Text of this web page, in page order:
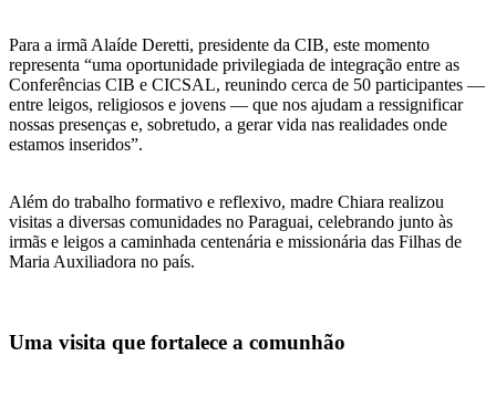
Para a irmã Alaíde Deretti, presidente da CIB, este momento
representa “uma oportunidade privilegiada de integração entre as
Conferências CIB e CICSAL, reunindo cerca de 50 participantes —
entre leigos, religiosos e jovens — que nos ajudam a ressignificar
nossas presenças e, sobretudo, a gerar vida nas realidades onde
estamos inseridos”.
Além do trabalho formativo e reflexivo, madre Chiara realizou
visitas a diversas comunidades no Paraguai, celebrando junto às
irmãs e leigos a caminhada centenária e missionária das Filhas de
Maria Auxiliadora no país.
Uma visita que fortalece a comunhão